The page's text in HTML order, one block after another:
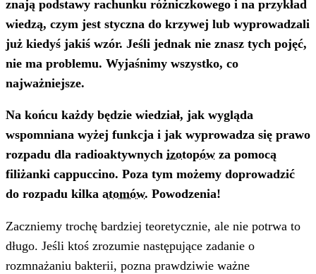
znają podstawy rachunku różniczkowego i na przykład
wiedzą, czym jest styczna do krzywej lub wyprowadzali
już kiedyś jakiś wzór. Jeśli jednak nie znasz tych pojęć,
nie ma problemu. Wyjaśnimy wszystko, co
najważniejsze.
Na końcu każdy będzie wiedział, jak wygląda
wspomniana wyżej funkcja i jak wyprowadza się prawo
rozpadu dla radioaktywnych izotopów za pomocą
filiżanki cappuccino. Poza tym możemy doprowadzić
do rozpadu kilka atomów. Powodzenia!
Zaczniemy trochę bardziej teoretycznie, ale nie potrwa to
długo. Jeśli ktoś zrozumie następujące zadanie o
rozmnażaniu bakterii, pozna prawdziwie ważne